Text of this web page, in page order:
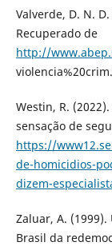
Valverde, D. N.
Recuperado de
http://
Westin, R.
sensação de
https://
de-homicidios-
dizem-
Zaluar, A.
Brasil da